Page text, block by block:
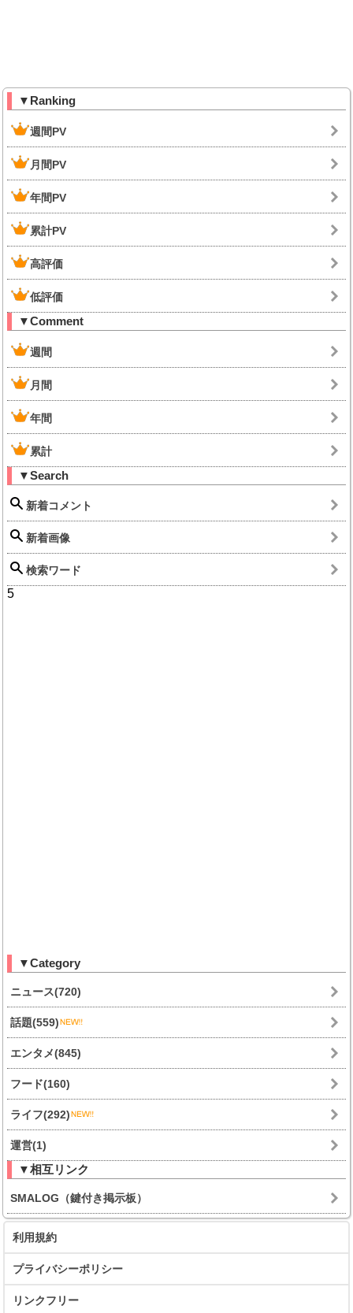
▼Ranking
週間PV
月間PV
年間PV
累計PV
高評価
低評価
▼Comment
週間
月間
年間
累計
▼Search
新着コメント
新着画像
検索ワード
5
▼Category
ニュース(720)
話題(559)
エンタメ(845)
フード(160)
ライフ(292)
運営(1)
▼相互リンク
SMALOG（鍵付き掲示板）
利用規約
プライバシーポリシー
リンクフリー